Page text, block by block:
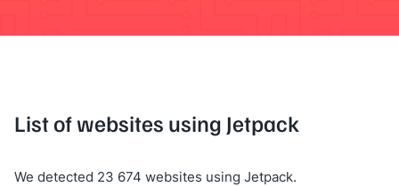
List of websites using Jetpack
We detected 23 674 websites using Jetpack.